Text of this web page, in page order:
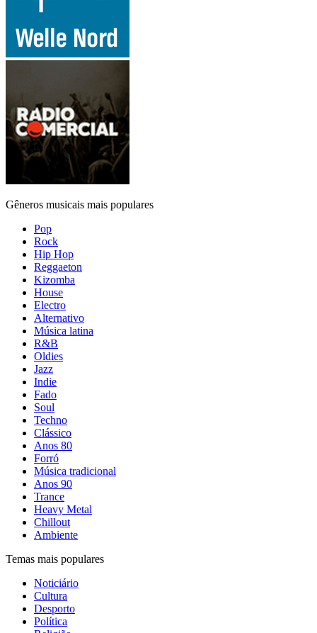
Gêneros musicais mais populares
Pop
Rock
Hip Hop
Reggaeton
Kizomba
House
Electro
Alternativo
Música latina
R&B
Oldies
Jazz
Indie
Fado
Soul
Techno
Clássico
Anos 80
Forró
Música tradicional
Anos 90
Trance
Heavy Metal
Chillout
Ambiente
Temas mais populares
Noticiário
Cultura
Desporto
Política